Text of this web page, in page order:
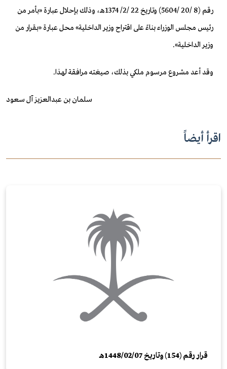
رقم (8 /20 /5604) وتاريخ 22 /2/ 1374هـ، وذلك بإحلال عبارة «بأمر من
رئيس مجلس الوزراء بناءً على اقتراح وزير الداخلية» محل عبارة «بقرار من
وزير الداخلية».
وقد أعد مشروع مرسوم ملكي بذلك، صيغته مرافقة لهذا.
سلمان بن عبدالعزيز آل سعود
اقرأ أيضاً
قرار رقم (154) وتاريخ 1448/02/07هـ